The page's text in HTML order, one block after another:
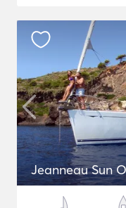
Jeanneau Sun